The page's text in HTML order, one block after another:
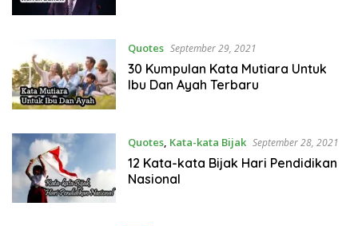
Quotes September 29, 2021
30 Kumpulan Kata Mutiara Untuk
Ibu Dan Ayah Terbaru
Quotes, Kata-kata Bijak September 28, 2021
12 Kata-kata Bijak Hari Pendidikan
Nasional